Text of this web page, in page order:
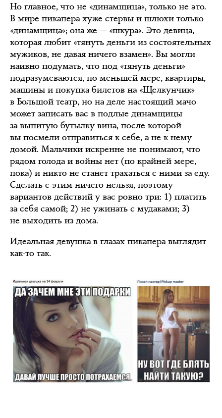
Но главное, что не «динамщица», только не это.
В мире пикапера хуже стервы и шлюхи только
«динамщица»; она же — «шкура». Это девица,
которая любит «тянуть деньги из состоятельных
мужиков, не давая ничего взамен». Вы могли
наивно подумать, что под «тянуть деньги»
подразумеваются, по меньшей мере, квартиры,
машины и покупка билетов на «Щелкунчик»
в Большой театр, но на деле настоящий мачо
может записать вас в подлые динамщицы
за выпитую бутылку вина, после которой
вы посмели отправиться к себе, а не к нему
домой. Мальчики искренне не понимают, что
рядом голода и войны нет (по крайней мере,
пока) и никто не станет трахаться с ними за еду.
Сделать с этим ничего нельзя, поэтому
вариантов действий у вас ровно три: 1) платить
за себя самой; 2) не ужинать с мудаками; 3)
не выходить из дома.
Идеальная девушка в глазах пикапера выглядит
как-то так.